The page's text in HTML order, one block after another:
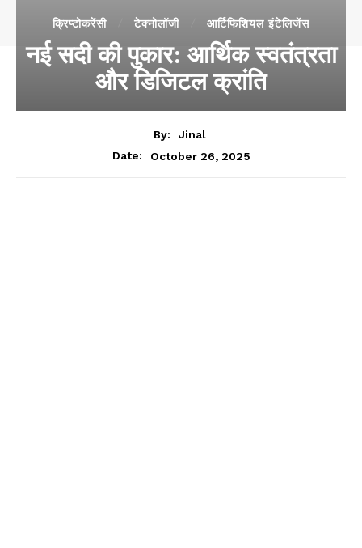
क्रिप्टोकरेंसी टेक्नोलॉजी आर्टिफिशियल इंटेलिजेंस
नई सदी की पुकार: आर्थिक स्वतंत्रता
और डिजिटल क्रांति
By:
Jinal
Date:
October 26, 2025